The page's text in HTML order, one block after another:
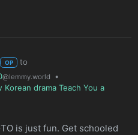
OP
to
@lemmy.world
•
drama Teach You a
is just fun. Get schooled